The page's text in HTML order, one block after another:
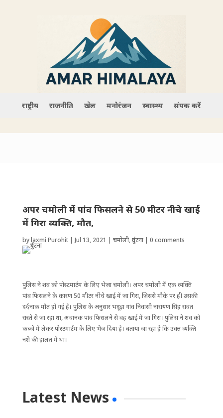
राष्ट्रीय राजनीति खेल मनोरंजन स्वास्थ्य संपर्क करें
अपर चमोली में पांव फिसलने से 50 मीटर नीचे खाई
में गिरा व्यक्ति, मौत,
bylaxmi Purohit| Jul 13, 2021 | चमोली,दुर्घटना| 0 comments
पुलिस ने शव को पोस्टमार्टम के लिए भेजा चमोली। अपर चमोली में एक व्यक्ति
पांव फिसलने के कारण 50 मीटर नीचे खाई में जा गिरा, जिससे मौके पर ही उसकी
दर्दनाक मौत हो गई है। पुलिस के अनुसार भदूड़ा गांव निवासी नारायण सिंह रावत
रास्ते से जा रहा था, अचानक पांव फिसलने से वह खाई में जा गिरा। पुलिस ने शव को
कब्जे में लेकर पोस्टमार्टम के लिए भेज दिया है। बताया जा रहा है कि उक्त व्यक्ति
नशे की हालत में था।
Latest News